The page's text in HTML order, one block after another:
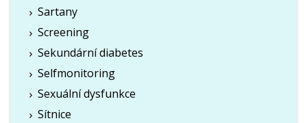
Sartany
Screening
Sekundární diabetes
Selfmonitoring
Sexuální dysfunkce
Sítnice